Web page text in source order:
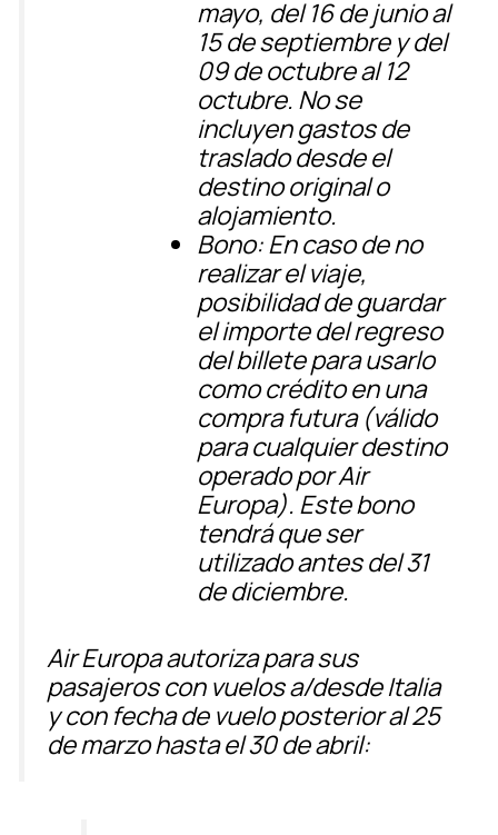
mayo, del 16 de junio al
15 de septiembre y del
09 de octubre al 12
octubre. No se
incluyen gastos de
traslado desde el
destino original o
alojamiento.
Bono: En caso de no
realizar el viaje,
posibilidad de guardar
el importe del regreso
del billete para usarlo
comocrédito en una
compra futura(válido
para cualquier destino
operado por Air
Europa). Este bono
tendrá que ser
utilizado antes del 31
de diciembre.
Air Europa autoriza para sus
pasajeros con vuelos a/desde Italia
y confecha de vuelo posterior al 25
de marzo hasta el 30 de abril: